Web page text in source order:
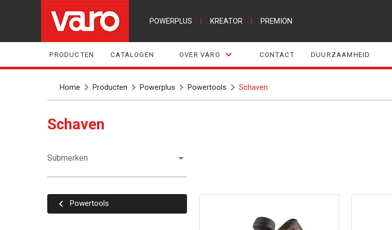
POWERPLUS KREATOR PREMION
PRODUCTEN CATALOGEN OVER VARO CONTACT DUURZAAMHEID
Home Producten Powerplus Powertools Schaven
Schaven
Submerken
Powertools